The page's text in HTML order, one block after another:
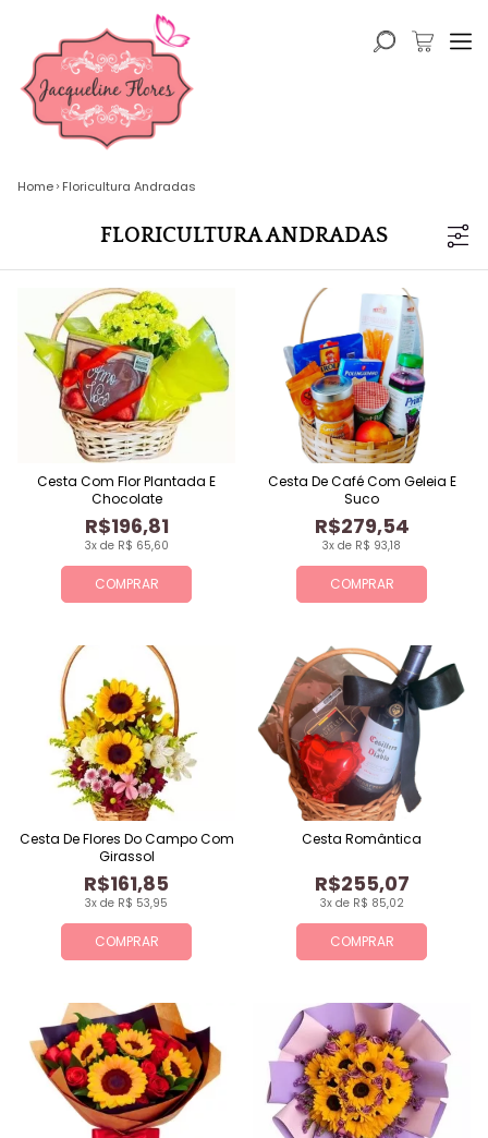
Home Floricultura Andradas
FLORICULTURA ANDRADAS
COMPRAR
3x de R$ 65,60
R$196,81
Cesta Com Flor Plantada E
Chocolate
COMPRAR
3x de R$ 93,18
R$279,54
Cesta De Café Com Geleia E
Suco
COMPRAR
3x de R$ 53,95
R$161,85
Cesta De Flores Do Campo Com
Girassol
COMPRAR
3x de R$ 85,02
R$255,07
Cesta Romântica